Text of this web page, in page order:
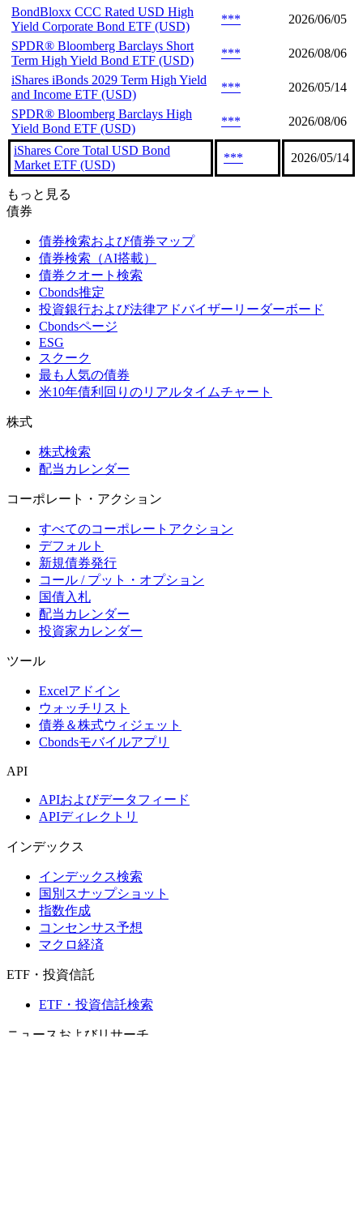
BondBloxx CCC Rated USD High
Yield Corporate Bond ETF (USD)
***
2026/06/05
SPDR® Bloomberg Barclays Short
Term High Yield Bond ETF (USD)
***
2026/08/06
iShares iBonds 2029 Term High Yield
and Income ETF (USD)
***
2026/05/14
SPDR® Bloomberg Barclays High
Yield Bond ETF (USD)
*** 2026/08/06
iShares Core Total USD Bond
Market ETF (USD)
*** 2026/05/14
もっと見る
債券
債券検索および債券マップ
債券検索（AI搭載）
債券クオート検索
Cbonds推定
投資銀行および法律アドバイザーリーダーボード
Cbondsページ
ESG
スクーク
最も人気の債券
米10年債利回りのリアルタイムチャート
株式
株式検索
配当カレンダー
コーポレート・アクション
すべてのコーポレートアクション
デフォルト
新規債券発行
コール / プット・オプション
国債入札
配当カレンダー
投資家カレンダー
ツール
Excelアドイン
ウォッチリスト
債券＆株式ウィジェット
Cbondsモバイルアプリ
API
APIおよびデータフィード
APIディレクトリ
インデックス
インデックス検索
国別スナップショット
指数作成
コンセンサス予想
マクロ経済
ETF・投資信託
ETF・投資信託検索
ニュースおよびリサーチ